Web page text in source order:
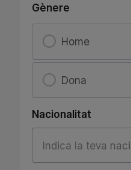
Gènere
Home
Dona
Nacionalitat